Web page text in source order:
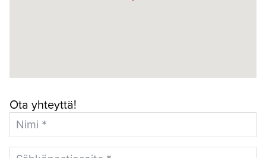
Ota yhteyttä!